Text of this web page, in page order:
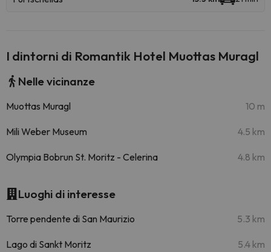
I dintorni di Romantik Hotel Muottas Muragl
Nelle vicinanze
Muottas Muragl 10 m
Mili Weber Museum 4.5 km
Olympia Bobrun St. Moritz - Celerina 4.8 km
Luoghi di interesse
Torre pendente di San Maurizio 5.3 km
Lago di Sankt Moritz 5.4 km